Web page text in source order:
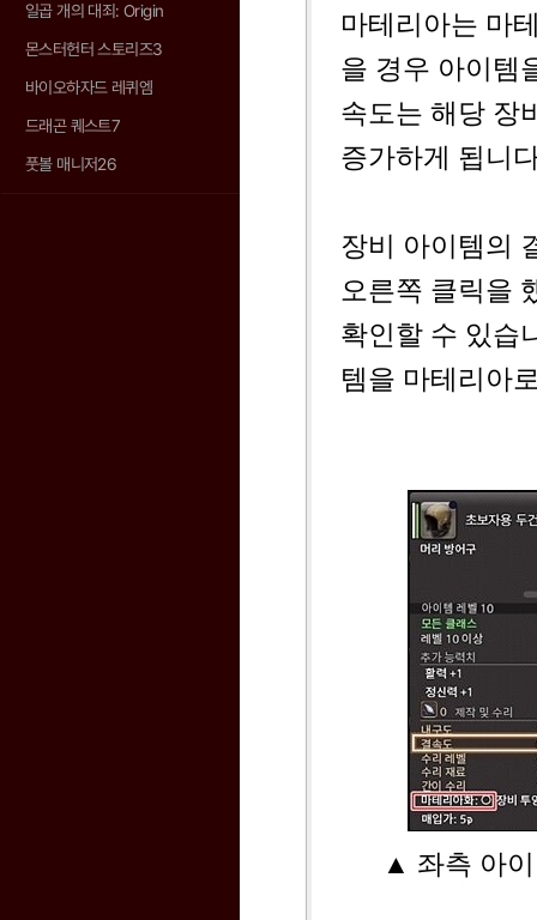
일곱 개의 대죄: Origin
몬스터헌터 스토리즈3
바이오하자드 레퀴엠
드래곤 퀘스트7
풋볼 매니저26
마테리아는 마
을 경우 아이템
속도는 해당 장
증가하게 됩니
장비 아이템의
오른쪽 클릭을
확인할 수 있습
템을 마테리아
▲ 좌측 아